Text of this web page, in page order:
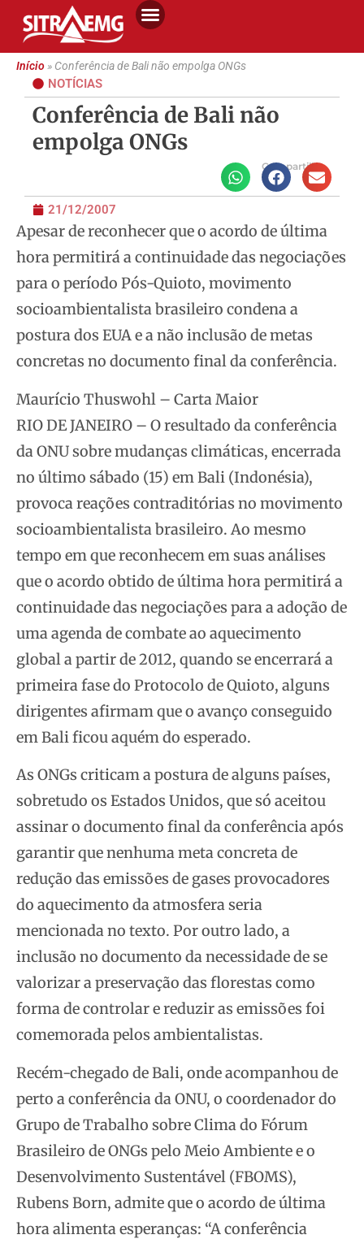
Início» Conferência de Bali não empolga ONGs
NOTÍCIAS
Conferência de Bali não
empolga ONGs
Compartilhe
21/12/2007
Apesar de reconhecer que o acordo de última
hora permitirá a continuidade das negociações
para o período Pós-Quioto, movimento
socioambientalistabrasileiro condena a
postura dos EUA e a não inclusão de metas
concretas no documento final da conferência.
Maurício Thuswohl – Carta Maior
RIO DE JANEIRO – O resultado da conferência
da ONU sobre mudanças climáticas, encerrada
no último sábado (15) em Bali (Indonésia),
provoca reações contraditórias no movimento
socioambientalista brasileiro. Ao mesmo
tempo em que reconhecem em suas análises
que o acordo obtido de última hora permitirá a
continuidade das negociações para a adoção de
uma agenda de combate ao aquecimento
global a partir de 2012, quando se encerrará a
primeira fase do Protocolo de Quioto, alguns
dirigentes afirmam que o avanço conseguido
em Bali ficou aquém do esperado.
As ONGs criticam a postura de alguns países,
sobretudo os Estados Unidos, que só aceitou
assinar o documento final da conferência após
garantir que nenhuma meta concreta de
redução das emissões de gases provocadores
do aquecimento da atmosfera seria
mencionada no texto. Por outro lado, a
inclusão no documento da necessidade de se
valorizar a preservação das florestas como
forma de controlar e reduzir as emissões foi
comemorada pelos ambientalistas.
Recém-chegado de Bali, onde acompanhou de
perto a conferência da ONU, o coordenador do
Grupo de Trabalho sobre Clima do Fórum
Brasileiro de ONGs pelo Meio Ambiente e o
Desenvolvimento Sustentável (FBOMS),
Rubens Born, admite que o acordo de última
hora alimenta esperanças: “A conferência